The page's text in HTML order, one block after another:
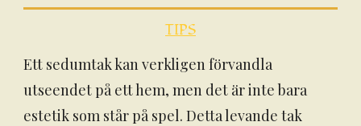
TIPS
Ett sedumtak kan verkligen förvandla
utseendet på ett hem, men det är inte bara
estetik som står på spel. Detta levande tak